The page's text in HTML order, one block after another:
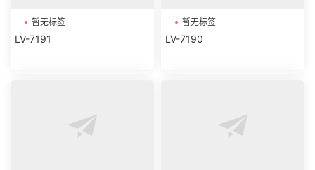
暂无标签
LV-7191
暂无标签
LV-7190